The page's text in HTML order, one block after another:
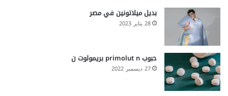
بديل ميلاتونين في مصر
28 يناير 2023
حبوب primolut n بريمولوت ن
27 ديسمبر 2022